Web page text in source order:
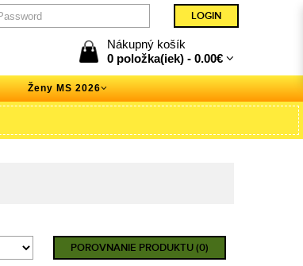
Nákupný košík
0 položka(iek) - 0.00€
Ženy MS 2026
POROVNANIE PRODUKTU (0)